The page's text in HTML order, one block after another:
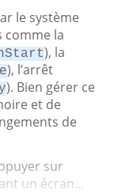
le système
comme la
), la
), l’arrêt
). Bien gérer ce
et de
de
sur
un écran...